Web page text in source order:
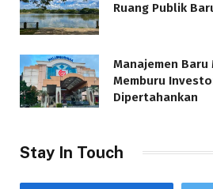
Ruang Publik
Manajemen Baru
Memburu
Dipertahankan
Stay In Touch